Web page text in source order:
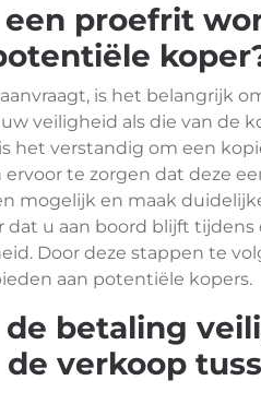
een proefrit
is het belangrijk
veiligheid als die van de
het verstandig om een
te zorgen dat deze
mogelijk en maak
dat u aan boord blijft tijdens
Door deze stappen te
aan potentiële kopers.
betaling
verkoop